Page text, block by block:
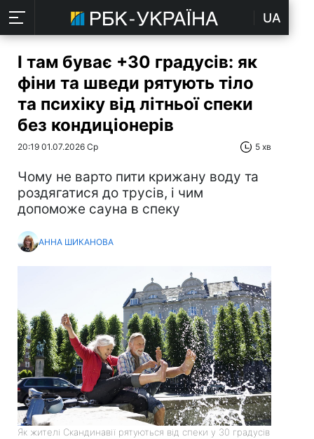
UA
І там буває +30 градусів: як
фіни та шведи рятують тіло
та психіку від літньої спеки
без кондиціонерів
20:19 01.07.2026 Ср 5 хв
Чому не варто пити крижану воду та
роздягатися до трусів, і чим
допоможе сауна в спеку
АННА ШИКАНОВА
Як жителі Скандинавії рятуються від спеки у 30 градусів